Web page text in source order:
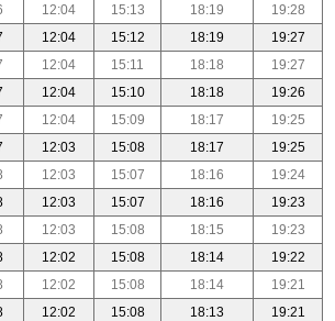
12:04 15:13 18:19
19:28
12:04 15:12 18:19
19:27
12:04 15:11 18:18
19:27
12:04 15:10 18:18
19:26
12:04 15:09 18:17
19:25
12:03 15:08 18:17
19:25
12:03 15:07 18:16
19:24
12:03 15:07 18:16
19:23
12:03 15:08 18:15
19:23
12:02 15:08 18:14
19:22
12:02 15:08 18:14
19:21
12:02 15:08 18:13
19:21